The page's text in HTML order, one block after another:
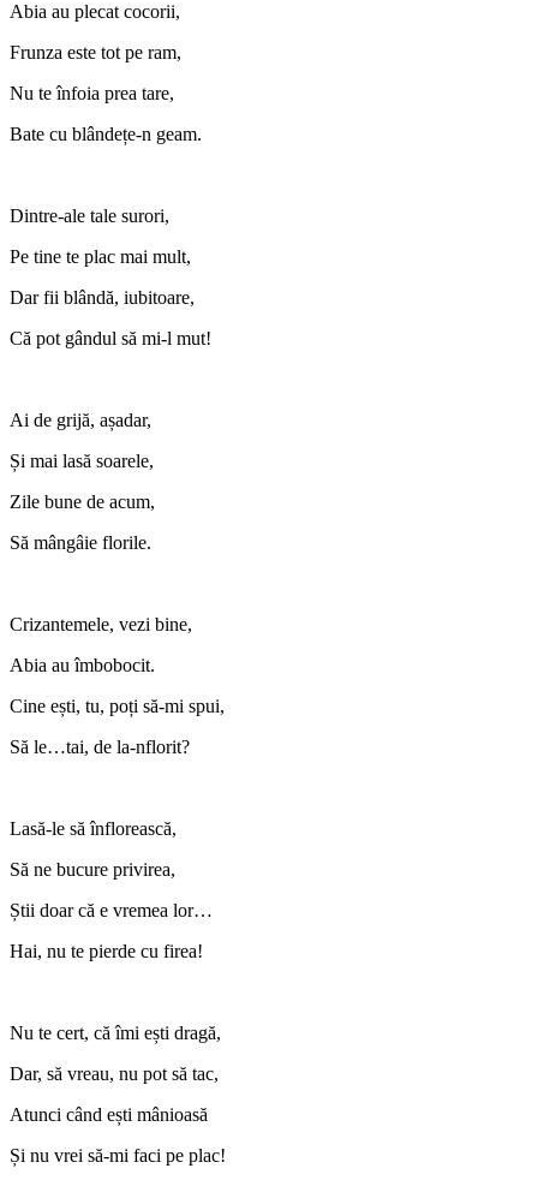
Abia au plecat cocorii,
Frunza este tot pe ram,
Nu te înfoia prea tare,
Bate cu blândețe-n geam.
Dintre-ale tale surori,
Pe tine te plac mai mult,
Dar fii blândă, iubitoare,
Că pot gândul să mi-l mut!
Ai de grijă, așadar,
Și mai lasă soarele,
Zile bune de acum,
Să mângâie florile.
Crizantemele, vezi bine,
Abia au îmbobocit.
Cine ești, tu, poți să-mi spui,
Să le…tai, de la-nflorit?
Lasă-le să înflorească,
Să ne bucure privirea,
Știi doar că e vremea lor…
Hai, nu te pierde cu firea!
Nu te cert, că îmi ești dragă,
Dar, să vreau, nu pot să tac,
Atunci când ești mânioasă
Și nu vrei să-mi faci pe plac!